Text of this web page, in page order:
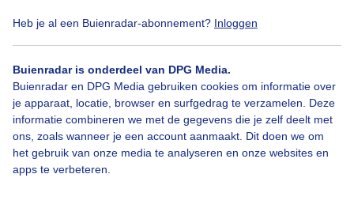
Heb je al een Buienradar-abonnement? Inloggen
Buienradar is onderdeel van DPG Media.
Buienradar en DPG Media gebruiken cookies om informatie over
je apparaat, locatie, browser en surfgedrag te verzamelen. Deze
informatie combineren we met de gegevens die je zelf deelt met
ons, zoals wanneer je een account aanmaakt. Dit doen we om
het gebruik van onze media te analyseren en onze websites en
apps te verbeteren.
Over Buienradar
Bedrijfsgegevens
Veelgestelde vragen
Contact
Toegankelijkheid